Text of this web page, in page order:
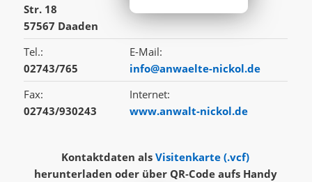
Str. 18
57567 Daaden
Tel.:
02743/765
E-Mail:
info@anwaelte-nickol.de
Fax:
02743/930243
Internet:
www.anwalt-nickol.de
Kontaktdaten alsVisitenkarte (.vcf)
herunterladen oder über QR‑Code aufs Handy